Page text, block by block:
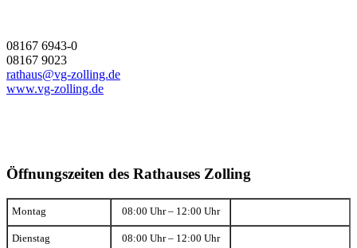
08167 6943-0
08167 9023
rathaus@vg-zolling.de
www.vg-zolling.de
Öffnungszeiten des Rathauses Zolling
Montag 08:00 Uhr – 12:00 Uhr
Dienstag 08:00 Uhr – 12:00 Uhr